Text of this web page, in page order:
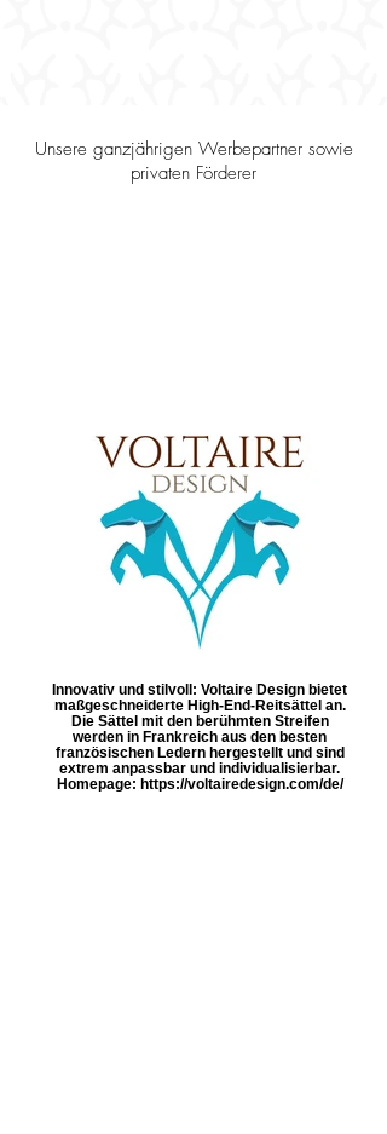
Unsere ganzjährigen Werbepartner sowie
privaten Förderer
Innovativ und stilvoll: Voltaire Design bietet
maßgeschneiderte High-End-Reitsättel an.
Die Sättel mit den berühmten Streifen
werden in Frankreich aus den besten
französischen Ledern hergestellt und sind
extrem anpassbar und individualisierbar.
Homepage: https://voltairedesign.com/de/